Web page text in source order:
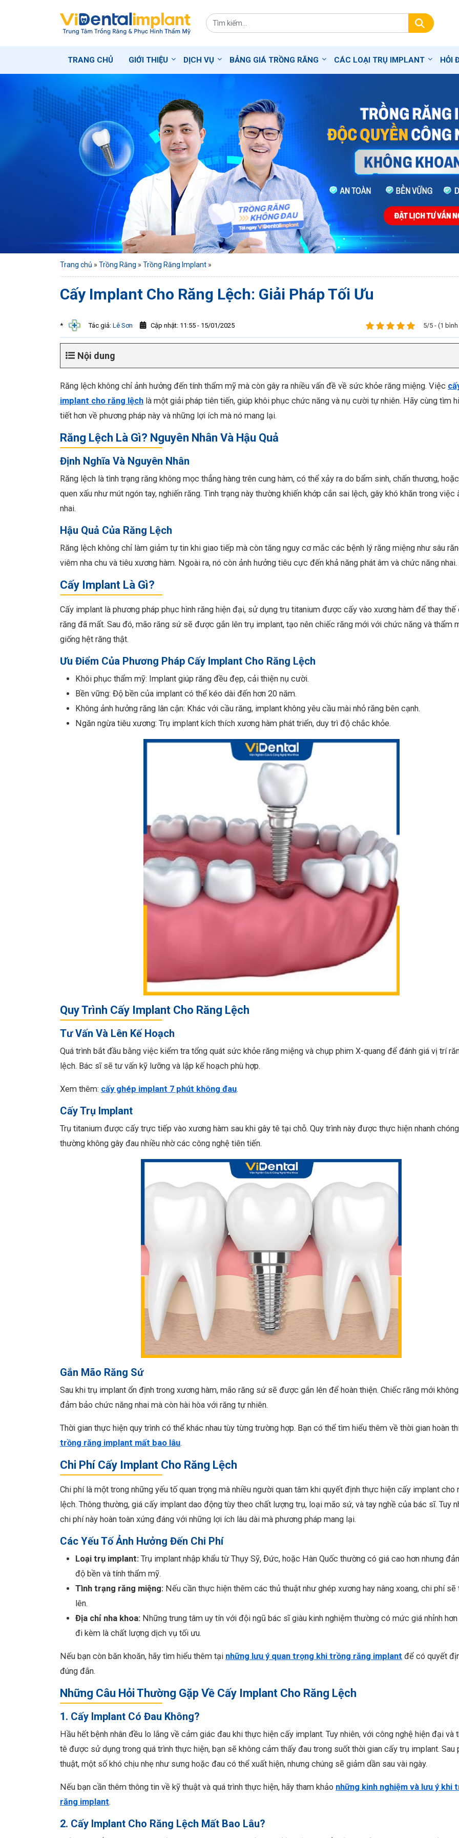
TRANG CHỦ GIỚI THIỆU DỊCH VỤ BẢNG GIÁ TRỒNG RĂNG CÁC LOẠI TRỤ IMPLANT HỎI
Trang chủ » Trồng Răng » Trồng Răng Implant »
Cấy Implant Cho Răng Lệch: Giải Pháp Tối Ưu
* Tác giả: Lê Sơn Cập nhật: 11:55 - 15/01/2025 5/5 - (1
Nội dung
Răng lệch không chỉ ảnh hưởng đến tính thẩm mỹ mà còn gây ra nhiều vấn đề về sức khỏe răng miệng. Việc
implant cho răng lệch là một giải pháp tiên tiến, giúp khôi phục chức năng và nụ cười tự nhiên. Hãy cùng tìm
tiết hơn về phương pháp này và những lợi ích mà nó mang lại.
Răng Lệch Là Gì? Nguyên Nhân Và Hậu Quả
Định Nghĩa Và Nguyên Nhân
Răng lệch là tình trạng răng không mọc thẳng hàng trên cung hàm, có thể xảy ra do bẩm sinh, chấn thương,
quen xấu như mút ngón tay, nghiến răng. Tình trạng này thường khiến khớp cắn sai lệch, gây khó khăn trong việc
nhai.
Hậu Quả Của Răng Lệch
Răng lệch không chỉ làm giảm tự tin khi giao tiếp mà còn tăng nguy cơ mắc các bệnh lý răng miệng như sâu
viêm nha chu và tiêu xương hàm. Ngoài ra, nó còn ảnh hưởng tiêu cực đến khả năng phát âm và chức năng nhai.
Cấy Implant Là Gì?
Cấy implant là phương pháp phục hình răng hiện đại, sử dụng trụ titanium được cấy vào xương hàm để thay thế
răng đã mất. Sau đó, mão răng sứ sẽ được gắn lên trụ implant, tạo nên chiếc răng mới với chức năng và thẩm
giống hệt răng thật.
Ưu Điểm Của Phương Pháp Cấy Implant Cho Răng Lệch
Khôi phục thẩm mỹ: Implant giúp răng đều đẹp, cải thiện nụ cười.
Bền vững: Độ bền của implant có thể kéo dài đến hơn 20 năm.
Không ảnh hưởng răng lân cận: Khác với cầu răng, implant không yêu cầu mài nhỏ răng bên cạnh.
Ngăn ngừa tiêu xương: Trụ implant kích thích xương hàm phát triển, duy trì độ chắc khỏe.
Quy Trình Cấy Implant Cho Răng Lệch
Tư Vấn Và Lên Kế Hoạch
Quá trình bắt đầu bằng việc kiểm tra tổng quát sức khỏe răng miệng và chụp phim X-quang để đánh giá vị trí
lệch. Bác sĩ sẽ tư vấn kỹ lưỡng và lập kế hoạch phù hợp.
Xem thêm: cấy ghép implant 7 phút không đau.
Cấy Trụ Implant
Trụ titanium được cấy trực tiếp vào xương hàm sau khi gây tê tại chỗ. Quy trình này được thực hiện nhanh
thường không gây đau nhiều nhờ các công nghệ tiên tiến.
Gắn Mão Răng Sứ
Sau khi trụ implant ổn định trong xương hàm, mão răng sứ sẽ được gắn lên để hoàn thiện. Chiếc răng mới
đảm bảo chức năng nhai mà còn hài hòa với răng tự nhiên.
Thời gian thực hiện quy trình có thể khác nhau tùy từng trường hợp. Bạn có thể tìm hiểu thêm về thời gian hoàn
trồng răng implant mất bao lâu.
Chi Phí Cấy Implant Cho Răng Lệch
Chi phí là một trong những yếu tố quan trọng mà nhiều người quan tâm khi quyết định thực hiện cấy implant cho
lệch. Thông thường, giá cấy implant dao động tùy theo chất lượng trụ, loại mão sứ, và tay nghề của bác sĩ. Tuy
chi phí này hoàn toàn xứng đáng với những lợi ích lâu dài mà phương pháp mang lại.
Các Yếu Tố Ảnh Hưởng Đến Chi Phí
Loại trụ implant: Trụ implant nhập khẩu từ Thụy Sỹ, Đức, hoặc Hàn Quốc thường có giá cao hơn nhưng
độ bền và tính thẩm mỹ.
Tình trạng răng miệng: Nếu cần thực hiện thêm các thủ thuật như ghép xương hay nâng xoang, chi phí sẽ
lên.
Địa chỉ nha khoa: Những trung tâm uy tín với đội ngũ bác sĩ giàu kinh nghiệm thường có mức giá nhỉnh
đi kèm là chất lượng dịch vụ tối ưu.
Nếu bạn còn băn khoăn, hãy tìm hiểu thêm tại những lưu ý quan trọng khi trồng răng implant để có quyết
đúng đắn.
Những Câu Hỏi Thường Gặp Về Cấy Implant Cho Răng Lệch
1. Cấy Implant Có Đau Không?
Hầu hết bệnh nhân đều lo lắng về cảm giác đau khi thực hiện cấy implant. Tuy nhiên, với công nghệ hiện đại và
tê được sử dụng trong quá trình thực hiện, bạn sẽ không cảm thấy đau trong suốt thời gian cấy trụ implant. Sau
thuật, một số khó chịu nhẹ như sưng hoặc đau có thể xuất hiện, nhưng chúng sẽ giảm dần sau vài ngày.
Nếu bạn cần thêm thông tin về kỹ thuật và quá trình thực hiện, hãy tham khảo những kinh nghiệm và lưu ý khi
răng implant.
2. Cấy Implant Cho Răng Lệch Mất Bao Lâu?